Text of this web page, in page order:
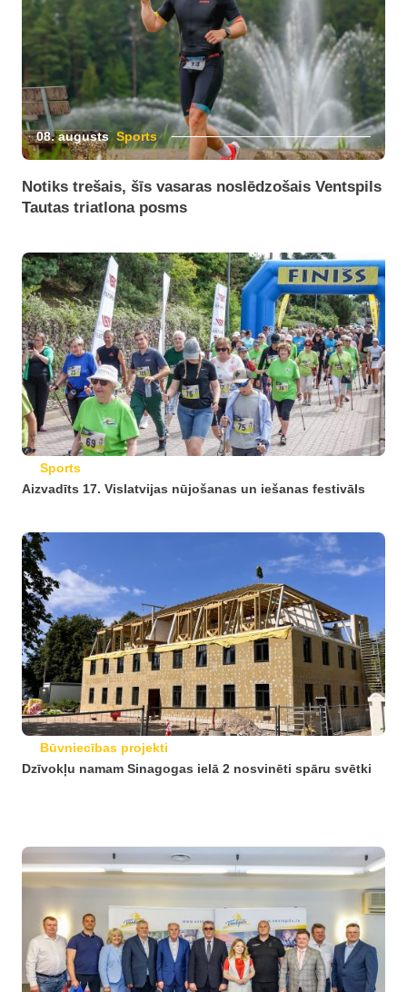
08. augusts Sports
Notiks trešais, šīs vasaras noslēdzošais Ventspils
Tautas triatlona posms
Sports
Aizvadīts 17. Vislatvijas nūjošanas un iešanas festivāls
Būvniecības projekti
Dzīvokļu namam Sinagogas ielā 2 nosvinēti spāru svētki